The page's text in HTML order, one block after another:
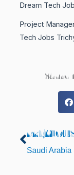
Dream Tech
Project
Tech Jobs
Prev